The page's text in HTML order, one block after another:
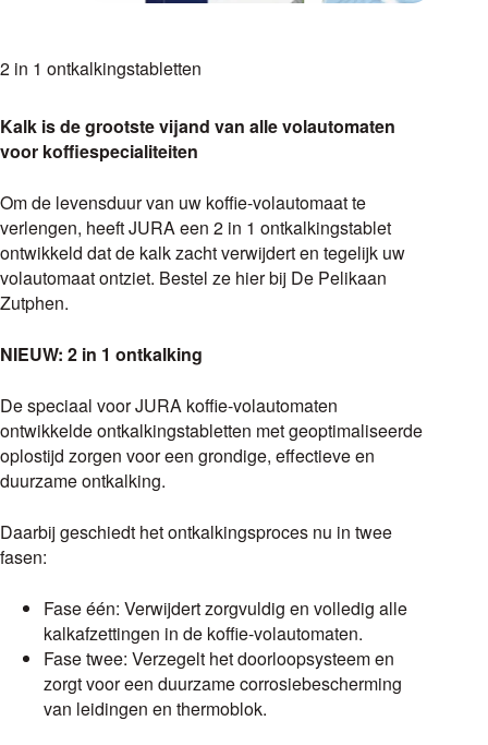
2 in 1 ontkalkingstabletten
Kalk is de grootste vijand van alle volautomaten
voor koffiespecialiteiten
Om de levensduur van uw koffie-volautomaat te
verlengen, heeft JURA een 2 in 1 ontkalkingstablet
ontwikkeld dat de kalk zacht verwijdert en tegelijk uw
volautomaat ontziet. Bestel ze hier bij De Pelikaan
Zutphen.
NIEUW: 2 in 1 ontkalking
De speciaal voor JURA koffie-volautomaten
ontwikkelde ontkalkingstabletten met geoptimaliseerde
oplostijd zorgen voor een grondige, effectieve en
duurzame ontkalking.
Daarbij geschiedt het ontkalkingsproces nu in twee
fasen:
Fase één: Verwijdert zorgvuldig en volledig alle
kalkafzettingen in de koffie-volautomaten.
Fase twee: Verzegelt het doorloopsysteem en
zorgt voor een duurzame corrosiebescherming
van leidingen en thermoblok.